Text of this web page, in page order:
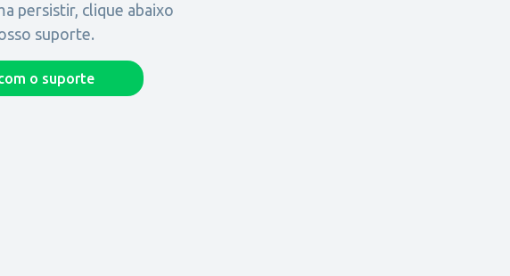
persistir, clique abaixo
suporte.
o suporte